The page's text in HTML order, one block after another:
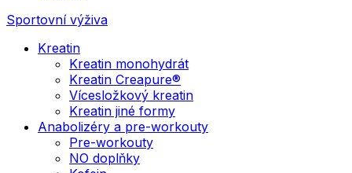
Sportovní výživa
Kreatin
Kreatin monohydrát
Kreatin Creapure®
Vícesložkový kreatin
Kreatin jiné formy
Anabolizéry a pre-workouty
Pre-workouty
NO doplňky